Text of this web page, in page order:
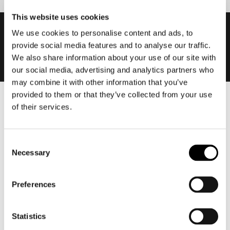
This website uses cookies
We use cookies to personalise content and ads, to
provide social media features and to analyse our traffic.
We also share information about your use of our site with
our social media, advertising and analytics partners who
may combine it with other information that you’ve
provided to them or that they’ve collected from your use
of their services.
Selection
Necessary
Preferences
Statistics
Heren
Motorbroek heren
Motorhelm heren